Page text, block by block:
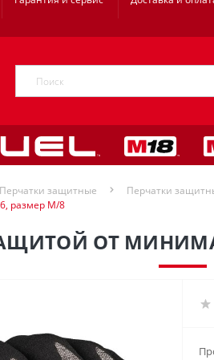
Перчатки защитные
Перчатки
размер M/8
ОТ